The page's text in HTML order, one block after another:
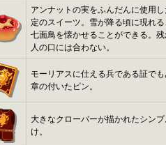
アンナットの実をふんだんに使用
定のスイーツ。雪が降る頃に現れ
七面鳥を懐かせることができる。
人の口には合わない。
モーリアスに仕える兵である証で
章の付いたピン。
大きなクローバーが描かれたシン
け。